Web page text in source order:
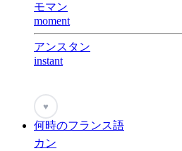
モマン
moment
アンスタン
instant
♥
何時のフランス語
カン